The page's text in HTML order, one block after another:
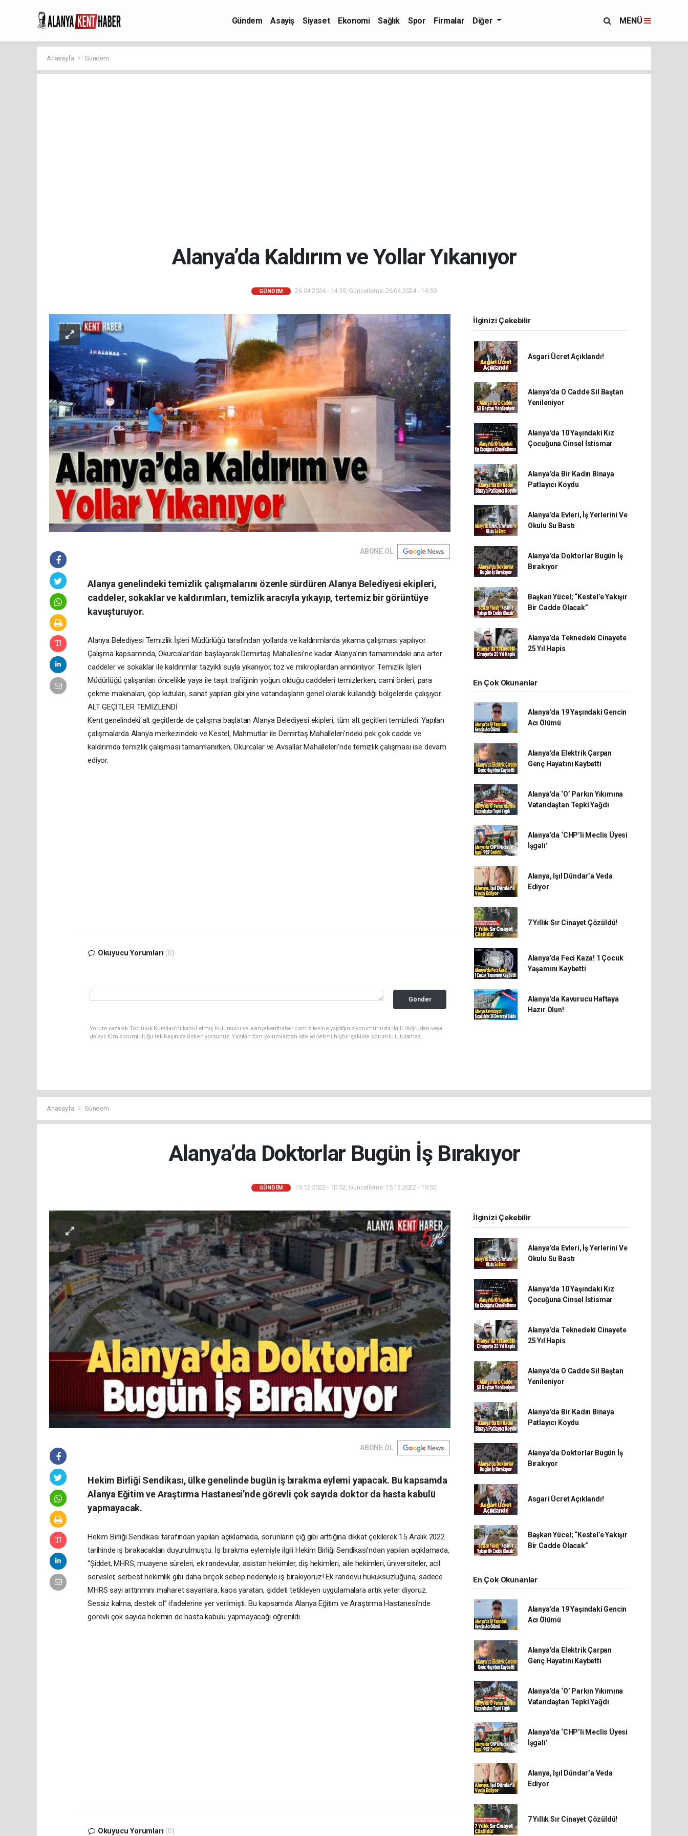
Gündem Asayiş Siyaset Ekonomi Sağlık Spor Firmalar Diğer MENÜ
Anasayfa Gündem
Alanya’da Kaldırım ve Yollar Yıkanıyor
GÜNDEM 26.04.2024 - 14:59, Güncelleme: 26.04.2024 - 14:59
ABONE OL
Alanya genelindeki temizlik çalışmalarını özenle sürdüren Alanya Belediyesi ekipleri,
caddeler, sokaklar ve kaldırımları, temizlik aracıyla yıkayıp, tertemiz bir görüntüye
kavuşturuyor.
Alanya Belediyesi Temizlik İşleri Müdürlüğü tarafından yollarda ve kaldırımlarda yıkama çalışması yapılıyor.
Çalışma kapsamında, Okurcalar’dan başlayarak Demirtaş Mahallesi’ne kadar Alanya’nın tamamındaki ana arter
caddeler ve sokaklar ile kaldırımlar tazyikli suyla yıkanıyor, toz ve mikroplardan arındırılıyor. Temizlik İşleri
Müdürlüğü çalışanları öncelikle yaya ile taşıt trafiğinin yoğun olduğu caddeleri temizlerken, cami önleri, para
çekme makinaları, çöp kutuları, sanat yapıları gibi yine vatandaşların genel olarak kullandığı bölgelerde çalışıyor.
ALT GEÇİTLER TEMİZLENDİ
Kent genelindeki alt geçitlerde de çalışma başlatan Alanya Belediyesi ekipleri, tüm alt geçitleri temizledi. Yapılan
çalışmalarda Alanya merkezindeki ve Kestel, Mahmutlar ile Demirtaş Mahalleleri'ndeki pek çok cadde ve
kaldırımda temizlik çalışması tamamlanırken, Okurcalar ve Avsallar Mahalleleri'nde temizlik çalışması ise devam
ediyor.
Okuyucu Yorumları (0)
Gönder
Yorum yazarak Topluluk Kuralları’nı kabul etmiş bulunuyor ve alanyakenthaber.com sitesine yaptığınız yorumunuzla ilgili doğrudan veya
dolaylı tüm sorumluluğu tek başınıza üstleniyorsunuz. Yazılan tüm yorumlardan site yönetimi hiçbir şekilde sorumlu tutulamaz.
İlginizi Çekebilir
Asgari Ücret Açıklandı!
Alanya’da O Cadde Sil Baştan
Yenileniyor
Alanya'da 10 Yaşındaki Kız
Çocuğuna Cinsel İstismar
Alanya’da Bir Kadın Binaya
Patlayıcı Koydu
Alanya’da Evleri, İş Yerlerini Ve
Okulu Su Bastı
Alanya’da Doktorlar Bugün İş
Bırakıyor
Başkan Yücel; “Kestel’e Yakışır
Bir Cadde Olacak”
Alanya’da Teknedeki Cinayete
25 Yıl Hapis
En Çok Okunanlar
Alanya’da 19 Yaşındaki Gencin
Acı Ölümü
Alanya’da Elektrik Çarpan
Genç Hayatını Kaybetti
Alanya’da ‘O’ Parkın Yıkımına
Vatandaştan Tepki Yağdı
Alanya’da ‘CHP’li Meclis Üyesi
İşgali’
Alanya, Işıl Dündar’a Veda
Ediyor
7 Yıllık Sır Cinayet Çözüldü!
Alanya’da Feci Kaza! 1 Çocuk
Yaşamını Kaybetti
Alanya’da Kavurucu Haftaya
Hazır Olun!
Anasayfa Gündem
Alanya’da Doktorlar Bugün İş Bırakıyor
GÜNDEM 15.12.2022 - 10:52, Güncelleme: 15.12.2022 - 10:52
ABONE OL
Hekim Birliği Sendikası, ülke genelinde bugün iş bırakma eylemi yapacak. Bu kapsamda
Alanya Eğitim ve Araştırma Hastanesi’nde görevli çok sayıda doktor da hasta kabulü
yapmayacak.
Hekim Birliği Sendikası tarafından yapılan açıklamada, sorunların çığ gibi arttığına dikkat çekilerek 15 Aralık 2022
tarihinde iş bırakacakları duyurulmuştu. İş bırakma eylemiyle ilgili Hekim Birliği Sendikası’ndan yapılan açıklamada,
“Şiddet, MHRS, muayene süreleri, ek randevular, asistan hekimler, diş hekimleri, aile hekimleri, üniversiteler, acil
servisler, serbest hekimlik gibi daha birçok sebep nedeniyle iş bırakıyoruz! Ek randevu hukuksuzluğuna, sadece
MHRS sayı arttırımını maharet sayanlara, kaos yaratan, şiddeti tetikleyen uygulamalara artık yeter diyoruz.
Sessiz kalma, destek ol” ifadelerine yer verilmişti. Bu kapsamda Alanya Eğitim ve Araştırma Hastanesi’nde
görevli çok sayıda hekimin de hasta kabulü yapmayacağı öğrenildi.
Okuyucu Yorumları (0)
İlginizi Çekebilir
Alanya’da Evleri, İş Yerlerini Ve
Okulu Su Bastı
Alanya'da 10 Yaşındaki Kız
Çocuğuna Cinsel İstismar
Alanya’da Teknedeki Cinayete
25 Yıl Hapis
Alanya’da O Cadde Sil Baştan
Yenileniyor
Alanya’da Bir Kadın Binaya
Patlayıcı Koydu
Alanya’da Doktorlar Bugün İş
Bırakıyor
Asgari Ücret Açıklandı!
Başkan Yücel; “Kestel’e Yakışır
Bir Cadde Olacak”
En Çok Okunanlar
Alanya’da 19 Yaşındaki Gencin
Acı Ölümü
Alanya’da Elektrik Çarpan
Genç Hayatını Kaybetti
Alanya’da ‘O’ Parkın Yıkımına
Vatandaştan Tepki Yağdı
Alanya’da ‘CHP’li Meclis Üyesi
İşgali’
Alanya, Işıl Dündar’a Veda
Ediyor
7 Yıllık Sır Cinayet Çözüldü!